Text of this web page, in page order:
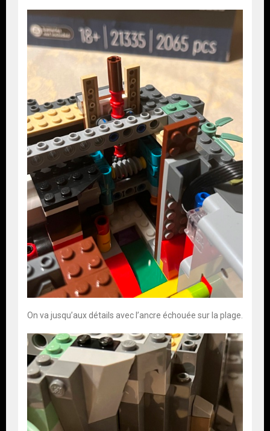
On va jusqu’aux détails avec l’ancre échouée sur la plage.